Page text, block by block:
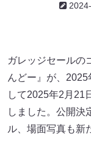
ガレッジセールの
んどー』が、
して2025年2月21
しました。公開決
ル、場面写真も新